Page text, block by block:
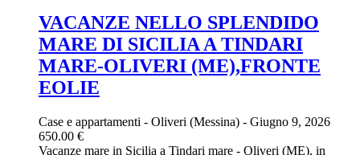
VACANZE NELLO SPLENDIDO
MARE DI SICILIA A TINDARI
MARE-OLIVERI (ME),FRONTE
EOLIE
Case e appartamenti - Oliveri (Messina) - Giugno 9, 2026
650.00 €
Vacanze mare in Sicilia a Tindari mare - Oliveri (ME), in